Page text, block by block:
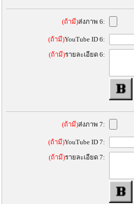
(ถ้ามี)ส่งภาพ 6:
(ถ้ามี)YouTube ID 6:
(ถ้ามี)รายละเอียด 6:
(ถ้ามี)ส่งภาพ 7:
(ถ้ามี)YouTube ID 7:
(ถ้ามี)รายละเอียด 7: